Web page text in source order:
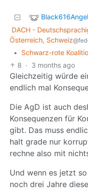
Black616Angel
DACH -
Österreich, Schweiz
•
Schwarz-rote
8 · 3 months ago
Gleichzeitig würde
endlich mal
Die AgD ist auch
Konsequenzen für
gibt. Das muss
halt grade nur
rechne also mit
Und wenn es jetzt
noch drei Jahre